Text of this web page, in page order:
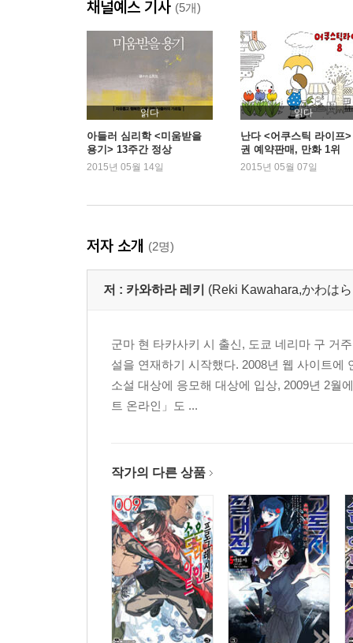
채널예스 기사 (5개)
읽다
아들러 심리학 <미움받을
용기> 13주간 정상
2015년 05월 14일
읽다
난다 <어쿠스틱 라이프
권 예약판매, 만화 1위
2015년 05월 07일
저자 소개 (2명)
저 : 카와하라 레키 (Reki Kawahara,かわは
군마 현 타카사키 시 출신, 도쿄 네리마 구 거
설을 연재하기 시작했다. 2008년 웹 사이트
소설 대상에 응모해 대상에 입상, 2009년 2월
트 온라인」도 ...
작가의 다른 상품